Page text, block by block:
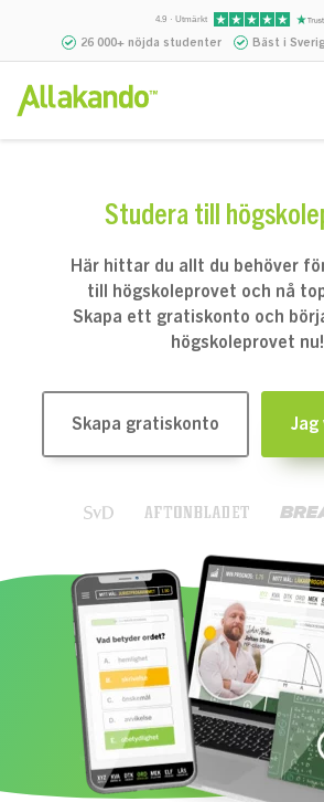
4.9 · Utmärkt
26 000+ nöjda studenter Bäst i
Studera till
Här hittar du allt du behöver
till högskoleprovet och nå
Skapa ett gratiskonto och
högskoleprovet nu!
Skapa gratiskonto Jag